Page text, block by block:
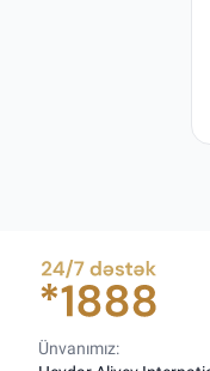
Ünvanımız: